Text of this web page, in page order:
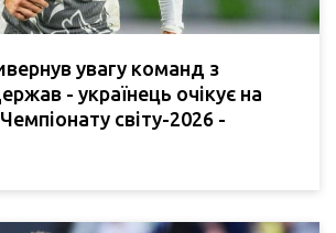
увагу команд з
- українець очікує на
світу-2026 -